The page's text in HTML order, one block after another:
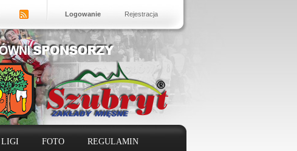
Logowanie Rejestracja
LIGI FOTO REGULAMIN